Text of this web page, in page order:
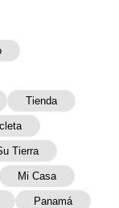
Tienda
Tierra
Mi Casa
Panamá